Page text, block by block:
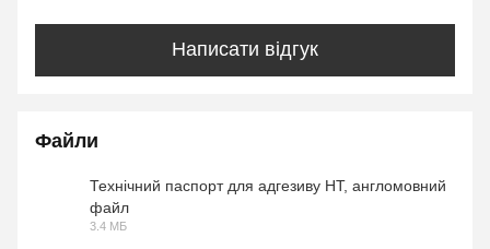
Написати відгук
Файли
Технічний паспорт для адгезиву HT, англомовний
файл
3.4 МБ